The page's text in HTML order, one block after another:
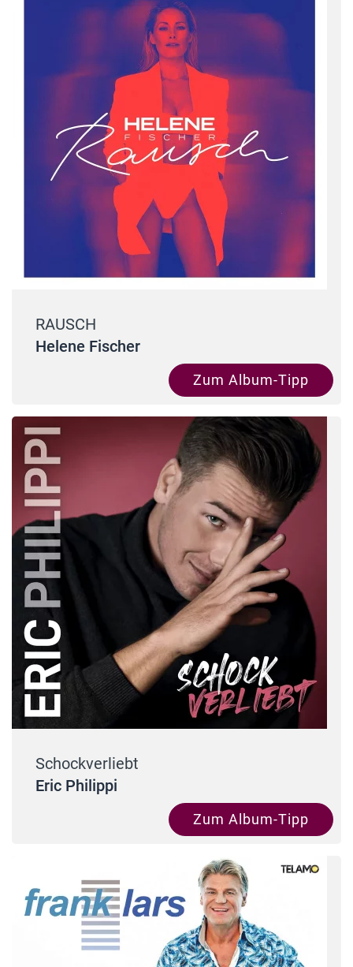
RAUSCH
Helene Fischer
Zum Album-Tipp
Schockverliebt
Eric Philippi
Zum Album-Tipp